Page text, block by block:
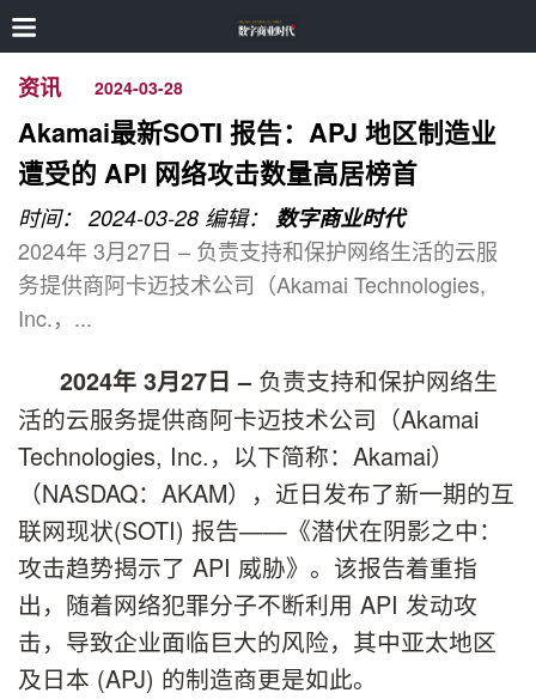
资讯 2024-03-28
Akamai最新SOTI 报告：APJ 地区制造业
遭受的 API 网络攻击数量高居榜首
时间： 2024-03-28 编辑： 数字商业时代
2024年 3月27日 – 负责支持和保护网络生活的云服
务提供商阿卡迈技术公司（Akamai Technologies,
Inc.，...
2024年 3月27日 – 负责支持和保护网络生
活的云服务提供商阿卡迈技术公司（Akamai
Technologies, Inc.，以下简称：Akamai）
（NASDAQ：AKAM），近日发布了新一期的互
联网现状(SOTI) 报告——《潜伏在阴影之中：
攻击趋势揭示了 API 威胁》。该报告着重指
出，随着网络犯罪分子不断利用 API 发动攻
击，导致企业面临巨大的风险，其中亚太地区
及日本 (APJ) 的制造商更是如此。